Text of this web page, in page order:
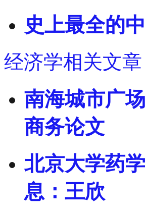
史上最全的
经济学相关文章
南海城市广
商务论文
北京大学药
息：王欣